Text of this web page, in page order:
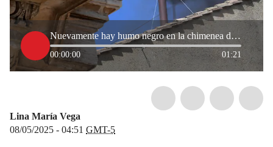
Nuevamente hay humo negro en la chimenea de la Capilla Sixtina: no hay papa
00:00:00 01:21
Lina María Vega
08/05/2025 - 04:51 GMT-5